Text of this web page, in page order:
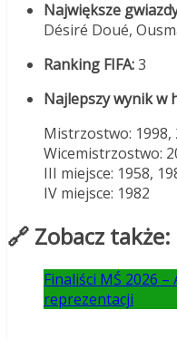
Największe
Désiré Doué,
Ranking FIFA:3
Najlepszy wynik w
Mistrzostwo: 1998,
Wicemistrzostwo:
III miejsce: 1958,
IV miejsce: 1982
🔗 Zobacz także:
Finaliści MŚ 2026
reprezentacji